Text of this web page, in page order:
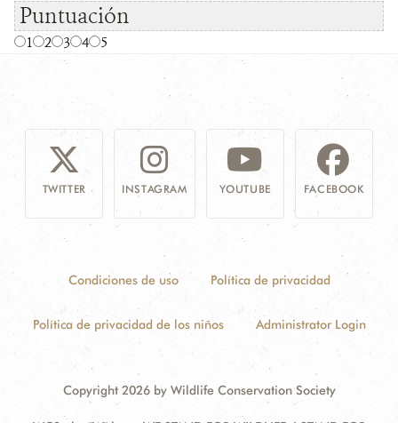
Puntuación
1 2 3 4 5
TWITTER INSTAGRAM YOUTUBE FACEBOOK
Condiciones de uso Política de privacidad
Política de privacidad de los niños Administrator Login
Copyright 2026 by Wildlife Conservation Society